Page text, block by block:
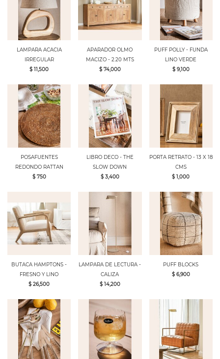
LAMPARA ACACIA
IRREGULAR
$ 11,500
APARADOR OLMO
MACIZO - 2.20 MTS
$ 74,000
PUFF POLLY - FUNDA
LINO VERDE
$ 9,100
POSAFUENTES
REDONDO RATTAN
$ 750
LIBRO DECO - THE
SLOW DOWN
$ 3,400
PORTA RETRATO - 13 X 18
CMS
$ 1,000
BUTACA HAMPTONS -
FRESNO Y LINO
$ 26,500
LAMPARA DE LECTURA -
CALIZA
$ 14,200
PUFF BLOCKS
$ 6,900